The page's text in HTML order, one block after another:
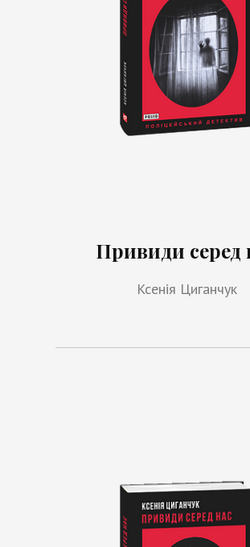
Привиди серед
Ксенія Циганчук